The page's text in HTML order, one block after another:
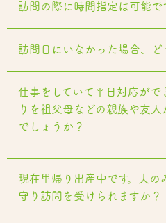
訪問の際に時間指定は可能で
訪問日にいなかった場合、ど
仕事をしていて平日対応がで
りを祖父母などの親族や友
でしょうか？
現在里帰り出産中です。夫の
守り訪問を受けられますか？